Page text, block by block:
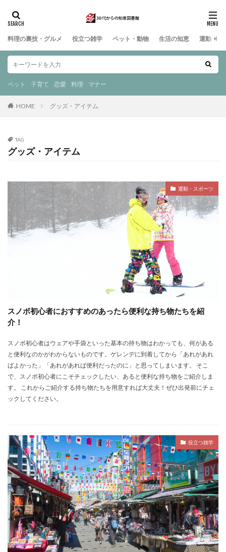
料理の裏技・グルメ 役立つ雑学 ペット・動物 生活の知恵 運動・ス
ペット 子育て 恋愛 料理 マナー
HOME グッズ・アイテム
TAG
グッズ・アイテム
運動・スポーツ
スノボ初心者におすすめのあったら便利な持ち物たちを紹
介！
スノボ初心者はウェアや手袋といった基本の持ち物はわかっても、何がある
と便利なのかがわからないものです。ゲレンデに到着してから「あれがあれ
ばよかった」「あれがあれば便利だったのに」と思ってしまいます。 そこ
で、スノボ初心者にこそチェックしたい、あると便利な持ち物をご紹介しま
す。 これからご紹介する持ち物たちを用意すれば大丈夫！ぜひ出発前にチェ
ックしてください。
役立つ雑学